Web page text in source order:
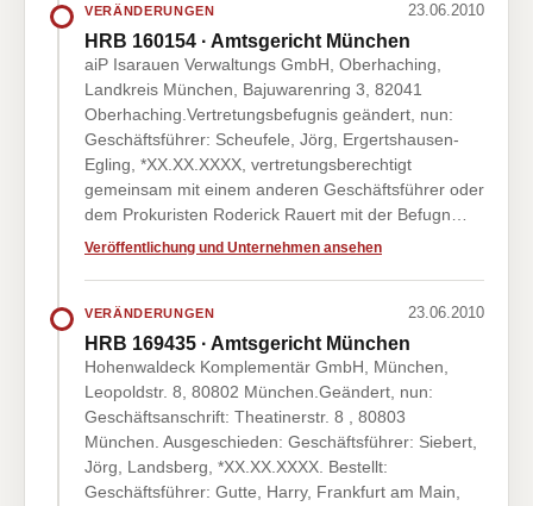
VERÄNDERUNGEN 23.06.2010
HRB 160154 · Amtsgericht München
aiP Isarauen Verwaltungs GmbH, Oberhaching,
Landkreis München, Bajuwarenring 3, 82041
Oberhaching.Vertretungsbefugnis geändert, nun:
Geschäftsführer: Scheufele, Jörg, Ergertshausen-
Egling, *XX.XX.XXXX, vertretungsberechtigt
gemeinsam mit einem anderen Geschäftsführer oder
dem Prokuristen Roderick Rauert mit der Befugn…
Veröffentlichung und Unternehmen ansehen
VERÄNDERUNGEN 23.06.2010
HRB 169435 · Amtsgericht München
Hohenwaldeck Komplementär GmbH, München,
Leopoldstr. 8, 80802 München.Geändert, nun:
Geschäftsanschrift: Theatinerstr. 8 , 80803
München. Ausgeschieden: Geschäftsführer: Siebert,
Jörg, Landsberg, *XX.XX.XXXX. Bestellt:
Geschäftsführer: Gutte, Harry, Frankfurt am Main,